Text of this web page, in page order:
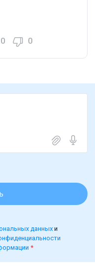
0 0
данныхи
*